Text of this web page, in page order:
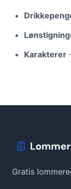
Karakterer
Gratis